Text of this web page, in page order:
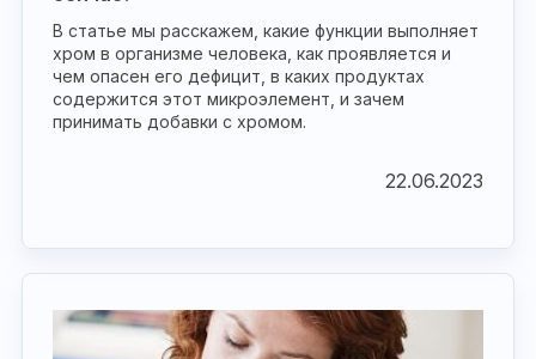
В статье мы расскажем, какие функции выполняет
хром в организме человека, как проявляется и
чем опасен его дефицит, в каких продуктах
содержится этот микроэлемент, и зачем
принимать добавки с хромом.
22.06.2023